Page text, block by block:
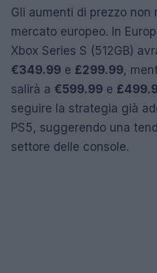
Gli aumenti di prezzo non
mercato europeo. In
Xbox Series S (512GB)
€349.99 e £299.99,
salirà a €599.99 e
seguire la strategia già
PS5, suggerendo una
settore delle console.